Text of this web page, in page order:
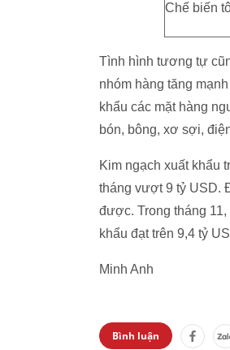
Chế biến
Tình hình tương tự
nhóm hàng tăng
khẩu các mặt hàng
bón, bông, xơ sợi,
Kim ngạch xuất khẩu
tháng vượt 9 tỷ USD.
được. Trong tháng
khẩu đạt trên 9,4 tỷ
Minh Anh
Bình luận